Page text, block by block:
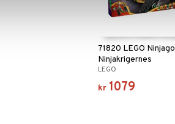
71820 LEGO Ninjago
Ninjakrigernes
Kombikjøretøy
LEGO
kr 1079